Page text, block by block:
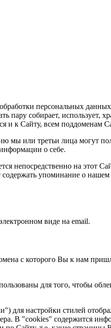
персональных
пару собирает, использует,
и к Сайту, всем поддоменам
мы или третьи лица могут
о себе.
непосредственно на
упоминание о
виде на email.
с которого Вы к нам
для того, чтобы
для настройки стилей
В "cookies" содержится